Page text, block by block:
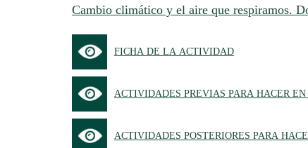
Cambio climático y el aire que respiramos.
FICHA DE LA ACTIVIDAD
ACTIVIDADES PREVIAS PARA HACER
ACTIVIDADES POSTERIORES PARA